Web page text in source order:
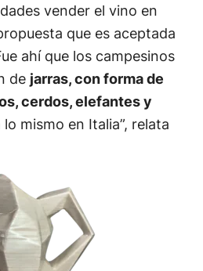
vender el vino en
que es aceptada
ahí que los campesinos
de jarras, con forma de
cerdos, elefantes y
lo mismo en Italia”, relata